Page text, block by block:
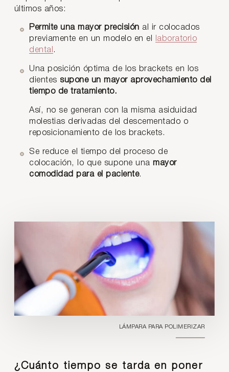
últimos años:
Permite una mayor precisión al ir colocados
previamente en un modelo en el
laboratorio
dental .
Una posición óptima de los brackets en los
dientes supone un mayor aprovechamiento del
tiempo de tratamiento.
Así, no se generan con la misma asiduidad
molestias derivadas del descementado o
reposicionamiento de los brackets.
Se reduce el tiempo del proceso de
colocación, lo que supone unamayor
comodidad para el paciente.
LÁMPARA PARA POLIMERIZAR
¿Cuánto tiempo se tarda en poner